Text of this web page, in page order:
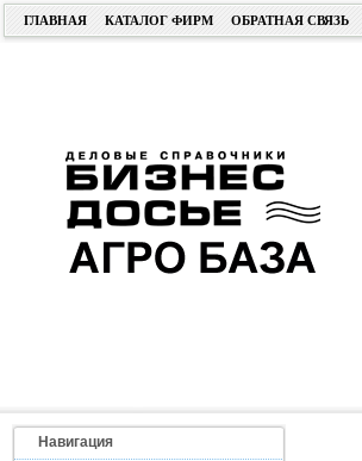
ГЛАВНАЯ КАТАЛОГ ФИРМ ОБРАТНАЯ СВЯЗЬ
Навигация